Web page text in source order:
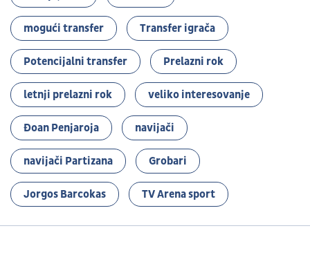
mogući transfer Transfer igrača
Potencijalni transfer Prelazni rok
letnji prelazni rok veliko interesovanje
Đoan Penjaroja navijači
navijači Partizana Grobari
Jorgos Barcokas TV Arena sport